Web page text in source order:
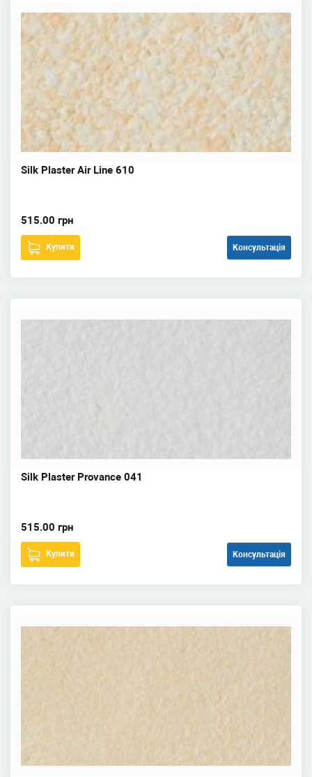
Silk Plaster Air Line 610
515.00 грн
Купити Консультація
Silk Plaster Provance 041
515.00 грн
Купити Консультація